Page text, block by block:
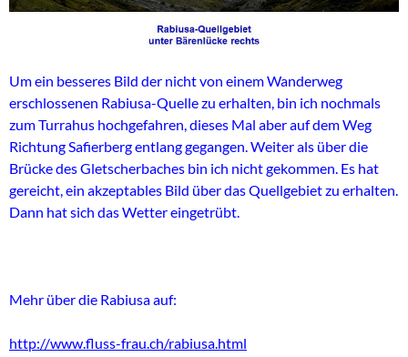
Um ein besseres Bild der nicht von einem Wanderweg
erschlossenen Rabiusa-Quelle zu erhalten, bin ich nochmals
zum Turrahus hochgefahren, dieses Mal aber auf dem Weg
Richtung Safierberg entlang gegangen. Weiter als über die
Brücke des Gletscherbaches bin ich nicht gekommen. Es hat
gereicht, ein akzeptables Bild über das Quellgebiet zu erhalten.
Dann hat sich das Wetter eingetrübt.
Mehr über die Rabiusa auf:
http://www.fluss-frau.ch/rabiusa.html